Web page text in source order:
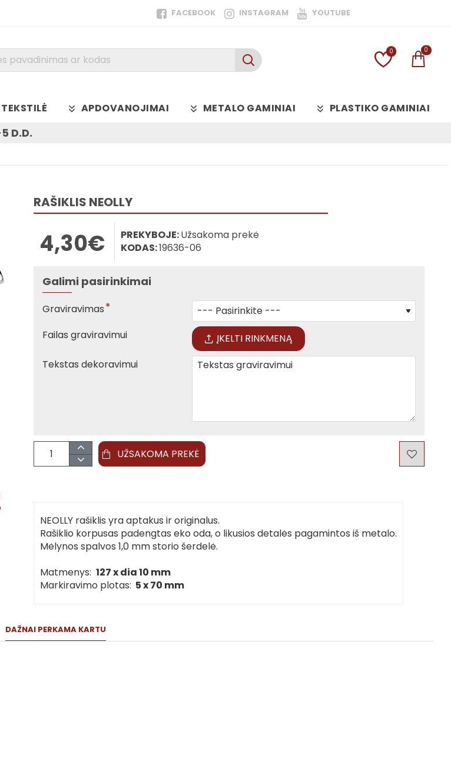
FACEBOOK INSTAGRAM YOUTUBE
0 0
TEKSTILĖ APDOVANOJIMAI METALO GAMINIAI PLASTIKO GAMINIAI
D.D.
RAŠIKLIS NEOLLY
4,30€ PREKYBOJE:Užsakoma prekė
KODAS:19636-06
Galimi pasirinkimai
Graviravimas
Failas graviravimui
ĮKELTI RINKMENĄ
Tekstas dekoravimui
UŽSAKOMA PREKĖ
NEOLLY rašiklis yra aptakus ir originalus.
Rašiklio korpusas padengtas eko oda, o likusios detalės pagamintos iš metalo.
Mėlynos spalvos 1,0 mm storio šerdelė.
Matmenys:127 x dia 10 mm
Markiravimo plotas: 5 x 70 mm
DAŽNAI PERKAMA KARTU